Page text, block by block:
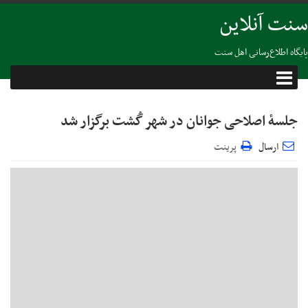
سنت آنلاین
پایگاه اطلاع‌رسانی اهل سنت
جلسهٔ اصلاحی جوانان در شهر گُشت برگزار شد
ارسال پرینت